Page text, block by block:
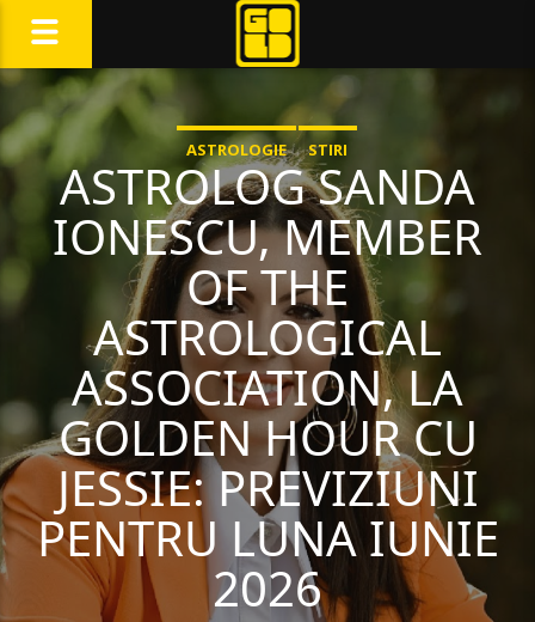
ASTROLOGIE STIRI
ASTROLOG SANDA
IONESCU, MEMBER
OF THE
ASTROLOGICAL
ASSOCIATION, LA
GOLDEN HOUR CU
JESSIE: PREVIZIUNI
PENTRU LUNA IUNIE
2026